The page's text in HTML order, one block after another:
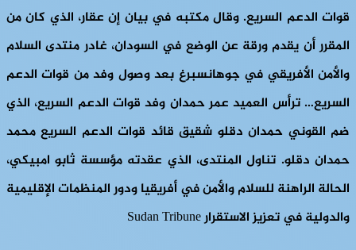
قوات الدعم السريع. وقال مكتبه في بيان إن عقار، الذي كان من
المقرر أن يقدم ورقة عن الوضع في السودان، غادر منتدى السلام
والأمن الأفريقي في جوهانسبرغ بعد وصول وفد من قوات الدعم
السريع… ترأس العميد عمر حمدان وفد قوات الدعم السريع، الذي
ضم القوني حمدان دقلو شقيق قائد قوات الدعم السريع محمد
حمدان دقلو. تناول المنتدى، الذي عقدته مؤسسة ثابو امبيكي،
الحالة الراهنة للسلام والأمن في أفريقيا ودور المنظمات الإقليمية
والدولية في تعزيز الاستقرار Sudan Tribune